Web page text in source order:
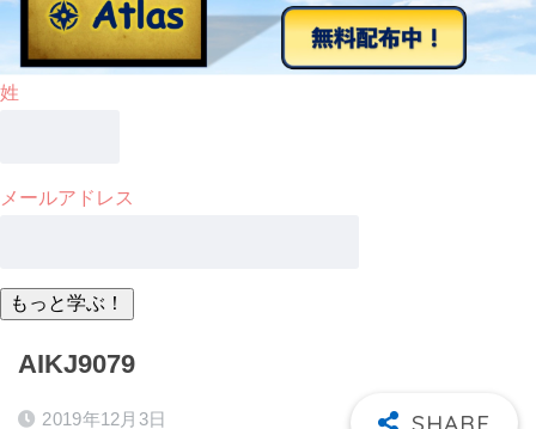
姓
メールアドレス
AIKJ9079
2019年12月3日